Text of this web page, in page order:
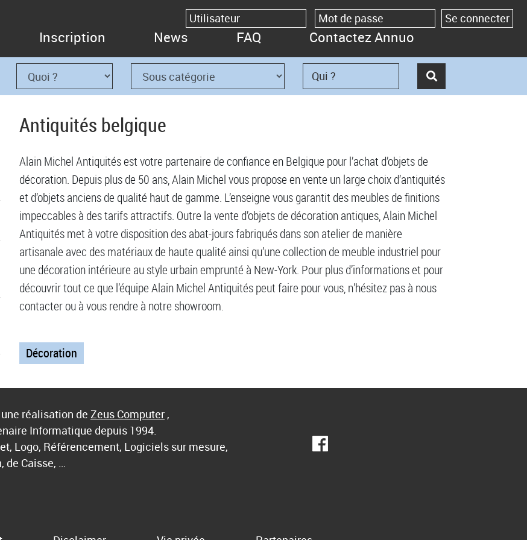
Inscription News FAQ Contactez Annuo
Antiquités belgique
Alain Michel Antiquités est votre partenaire de confiance en Belgique pour l’achat d’objets de
décoration. Depuis plus de 50 ans, Alain Michel vous propose en vente un large choix d’antiquités
et d’objets anciens de qualité haut de gamme. L’enseigne vous garantit des meubles de finitions
impeccables à des tarifs attractifs. Outre la vente d’objets de décoration antiques, Alain Michel
Antiquités met à votre disposition des abat-jours fabriqués dans son atelier de manière
artisanale avec des matériaux de haute qualité ainsi qu’une collection de meuble industriel pour
une décoration intérieure au style urbain emprunté à New-York. Pour plus d’informations et pour
découvrir tout ce que l’équipe Alain Michel Antiquités peut faire pour vous, n’hésitez pas à nous
contacter ou à vous rendre à notre showroom.
Décoration
réalisation de Zeus Computer ,
Informatique depuis 1994.
Logo, Référencement, Logiciels sur mesure,
de Caisse, …